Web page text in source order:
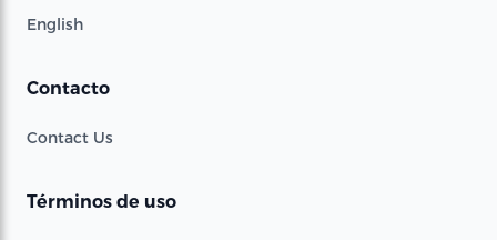
English
Contacto
Contact Us
Términos de uso